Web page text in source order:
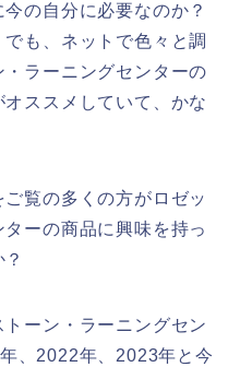
の自分に必要なのか？
も、ネットで色々と調
ラーニングセンターの
ススメしていて、かな
覧の多くの方がロゼッ
ーの商品に興味を持っ
ーン・ラーニングセン
、2022年、2023年と今